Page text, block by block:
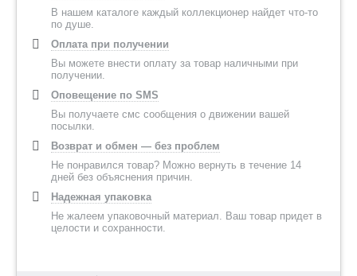
В нашем каталоге каждый коллекционер найдет что-то
по душе.
Оплата при получении
Вы можете внести оплату за товар наличными при
получении.
Оповещение по SMS
Вы получаете смс сообщения о движении вашей
посылки.
Возврат и обмен — без проблем
Не понравился товар? Можно вернуть в течение 14
дней без объяснения причин.
Надежная упаковка
Не жалеем упаковочный материал. Ваш товар придет в
целости и сохранности.